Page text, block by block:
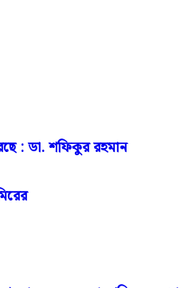
: ডা. শফিকুর রহমান